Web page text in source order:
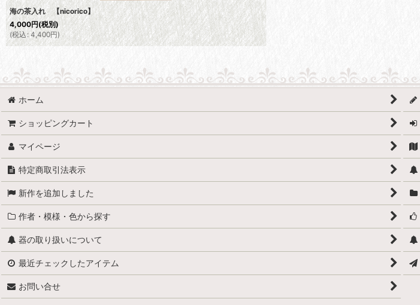
海の茶入れ 【nicorico】
4,000円(税別)
(税込: 4,400円)
ホーム
ショッピングカート
マイページ
特定商取引法表示
新作を追加しました
作者・模様・色から探す
器の取り扱いについて
最近チェックしたアイテム
お問い合せ